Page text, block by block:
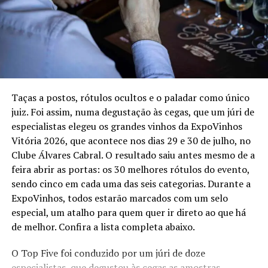
Além das diferentes combinações de proteínas, todas as
tábuas contam com três acompanhamentos à escolha
do cliente. As opções são: Arroz Pilaf, Garlic Mashed
Potato, Jacket Potato, Caesar Salad, Salada da Casa,
Fritas, El Ranchito, Aussie Mac N’ Cheese e Legumes.
Período:até 4 de outubro de 2026
Disponibilidade:Oferta válida para os Outback físicos
(unidades no Shopping Vitória, Shopping Vila Velha e
Shopping Mestre Álvaro – Serra), delivery (App Meu
Outback e plataformas Ifood) e pedidos para viagem.
Informações:https://www.outback.com.br/outback-
boards
Taças a postos, rótulos ocultos e o paladar como único
juiz. Foi assim, numa degustação às cegas, que um júri de
especialistas elegeu os grandes vinhos da ExpoVinhos
Vitória 2026, que acontece nos dias 29 e 30 de julho, no
Clube Álvares Cabral. O resultado saiu antes mesmo de a
feira abrir as portas: os 30 melhores rótulos do evento,
sendo cinco em cada uma das seis categorias. Durante a
ExpoVinhos, todos estarão marcados com um selo
especial, um atalho para quem quer ir direto ao que há
de melhor. Confira a lista completa abaixo.
O Top Five foi conduzido por um júri de doze